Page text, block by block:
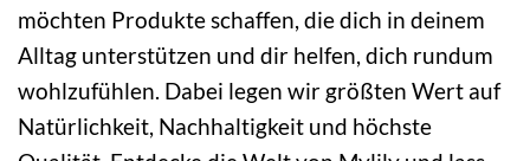
möchten Produkte schaffen, die dich in deinem
Alltag unterstützen und dir helfen, dich rundum
wohlzufühlen. Dabei legen wir größten Wert auf
Natürlichkeit, Nachhaltigkeit und höchste